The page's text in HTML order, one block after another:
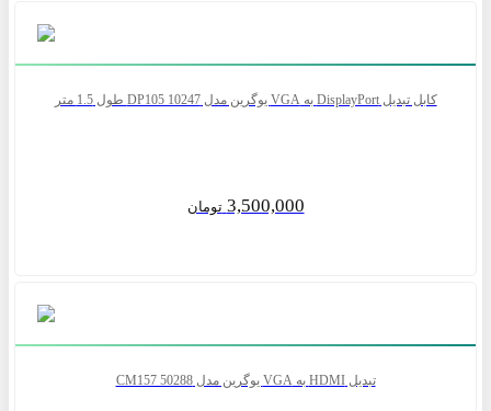
کابل تبدیل DisplayPort به VGA یوگرین مدل DP105 10247 طول 1.5 متر
3,500,000 تومان
تبدیل HDMI به VGA یوگرین مدل CM157 50288